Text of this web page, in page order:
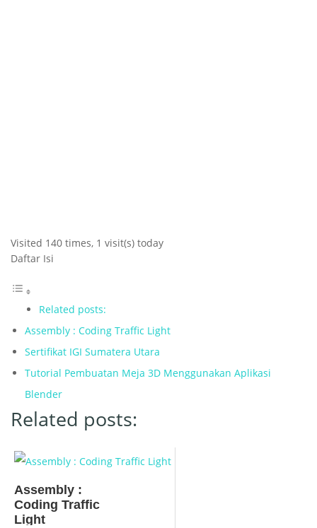
Visited 140 times, 1 visit(s) today
Daftar Isi
Related posts:
Assembly : Coding Traffic Light
Sertifikat IGI Sumatera Utara
Tutorial Pembuatan Meja 3D Menggunakan Aplikasi
Blender
Related posts:
Assembly :
Coding Traffic
Light